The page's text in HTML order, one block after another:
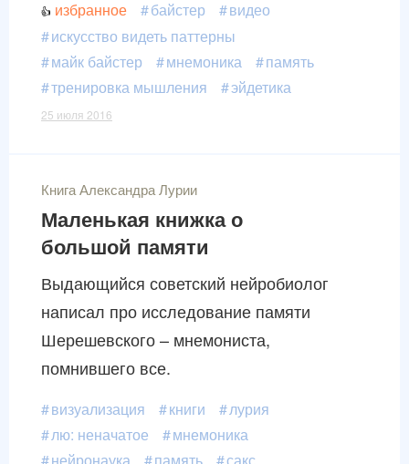
избранное байстер
видео
искусство видеть паттерны
майк байстер
мнемоника
память
тренировка мышления
эйдетика
25 июля 2016
Книга Александра Лурии
Маленькая книжка о
большой памяти
Выдающийся советский нейробиолог
написал про исследование памяти
Шерешевского – мнемониста,
помнившего все.
визуализация книги
лурия
лю: неначатое
мнемоника